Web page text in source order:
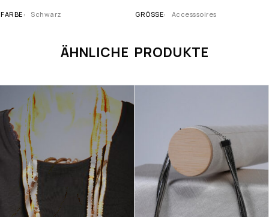
FARBE Schwarz GRÖSSE Accesssoires
ÄHNLICHE PRODUKTE